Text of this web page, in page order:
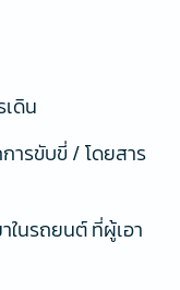
ดิน
ารขับขี่ / โดยสาร
ในรถยนต์ ที่ผู้เอา